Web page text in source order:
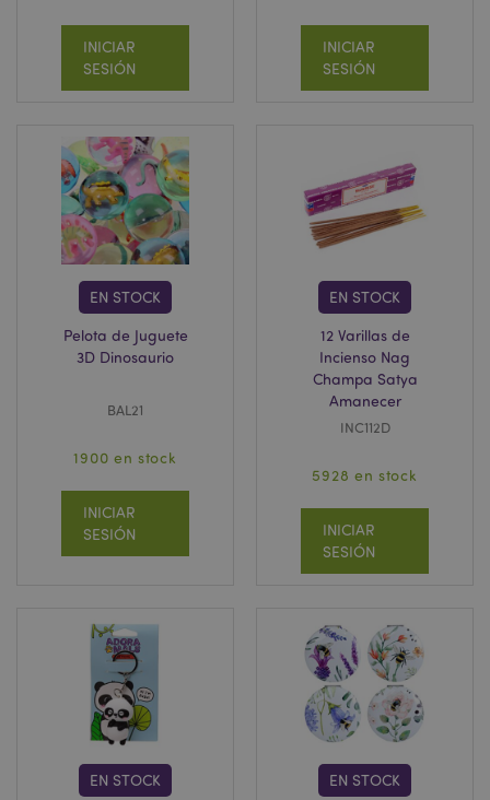
INICIAR
SESIÓN
INICIAR
SESIÓN
EN STOCK
Pelota de Juguete
3D Dinosaurio
BAL21
1900 en stock
INICIAR
SESIÓN
EN STOCK
12 Varillas de
Incienso Nag
Champa Satya
Amanecer
INC112D
5928 en stock
INICIAR
SESIÓN
EN STOCK EN STOCK
X-Magento-Vary
Adobe Inc.
www.puckator.es
mage-messages
Adobe Inc.
www.puckator.es